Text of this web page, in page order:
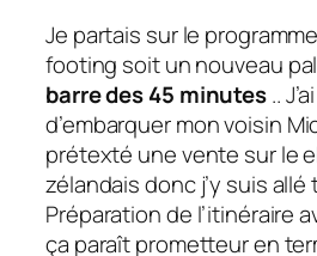
Je partais sur le programme
footing soit un nouveau
barre des 45 minutes..
d’embarquer mon voisin
prétexté une vente sur le
zélandais donc j’y suis
Préparation de l’itinéraire
ça paraît prometteur en